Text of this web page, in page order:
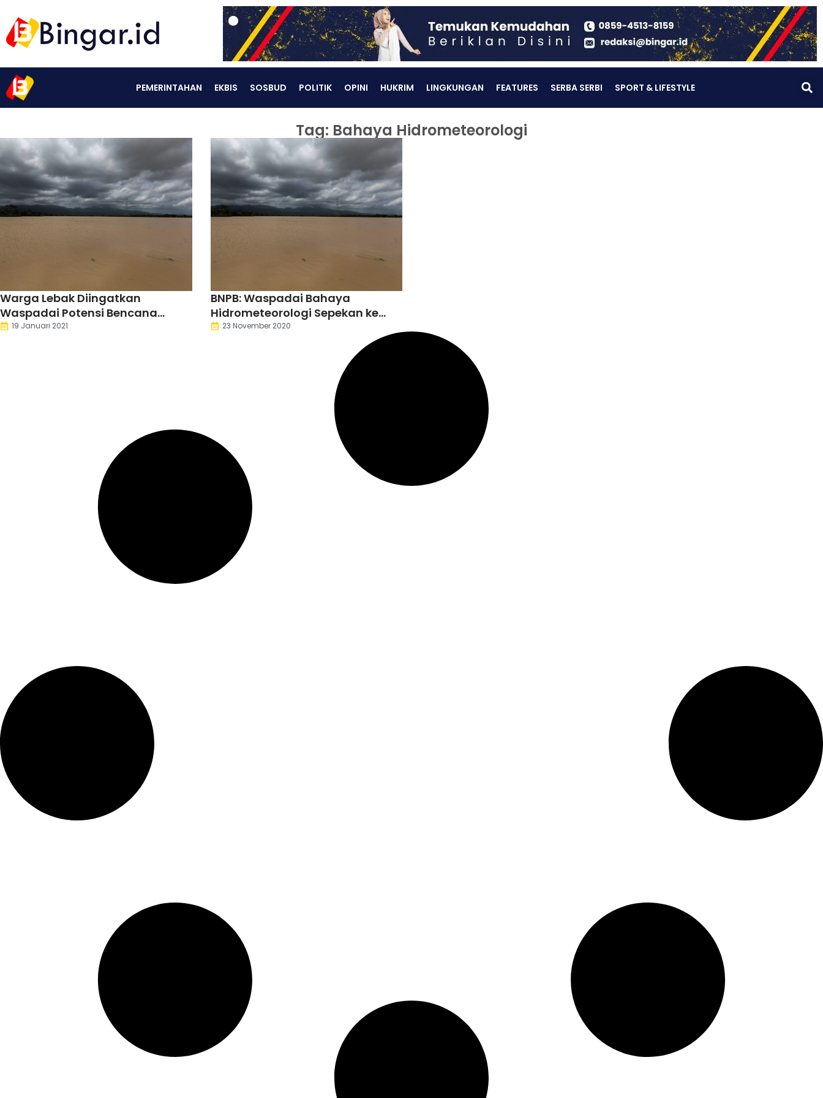
PEMERINTAHAN EKBIS SOSBUD POLITIK OPINI HUKRIM LINGKUNGAN FEATURES SERBA SERBI SPORT & LIFESTYLE
Tag: Bahaya Hidrometeorologi
Warga Lebak Diingatkan
Waspadai Potensi Bencana
Hidrometeorologi
19 Januari 2021
BNPB: Waspadai Bahaya
Hidrometeorologi Sepekan ke
Depan
23 November 2020